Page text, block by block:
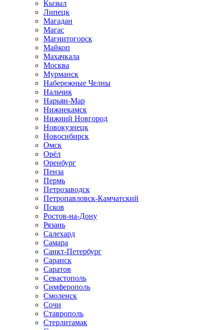
Кызыл
Липецк
Магадан
Магас
Магнитогорск
Майкоп
Махачкала
Москва
Мурманск
Набережные Челны
Нальчик
Нарьян-Мар
Нижнекамск
Нижний Новгород
Новокузнецк
Новосибирск
Омск
Орёл
Оренбург
Пенза
Пермь
Петрозаводск
Петропавловск-Камчатский
Псков
Ростов-на-Дону
Рязань
Салехард
Самара
Санкт-Петербург
Саранск
Саратов
Севастополь
Симферополь
Смоленск
Сочи
Ставрополь
Стерлитамак